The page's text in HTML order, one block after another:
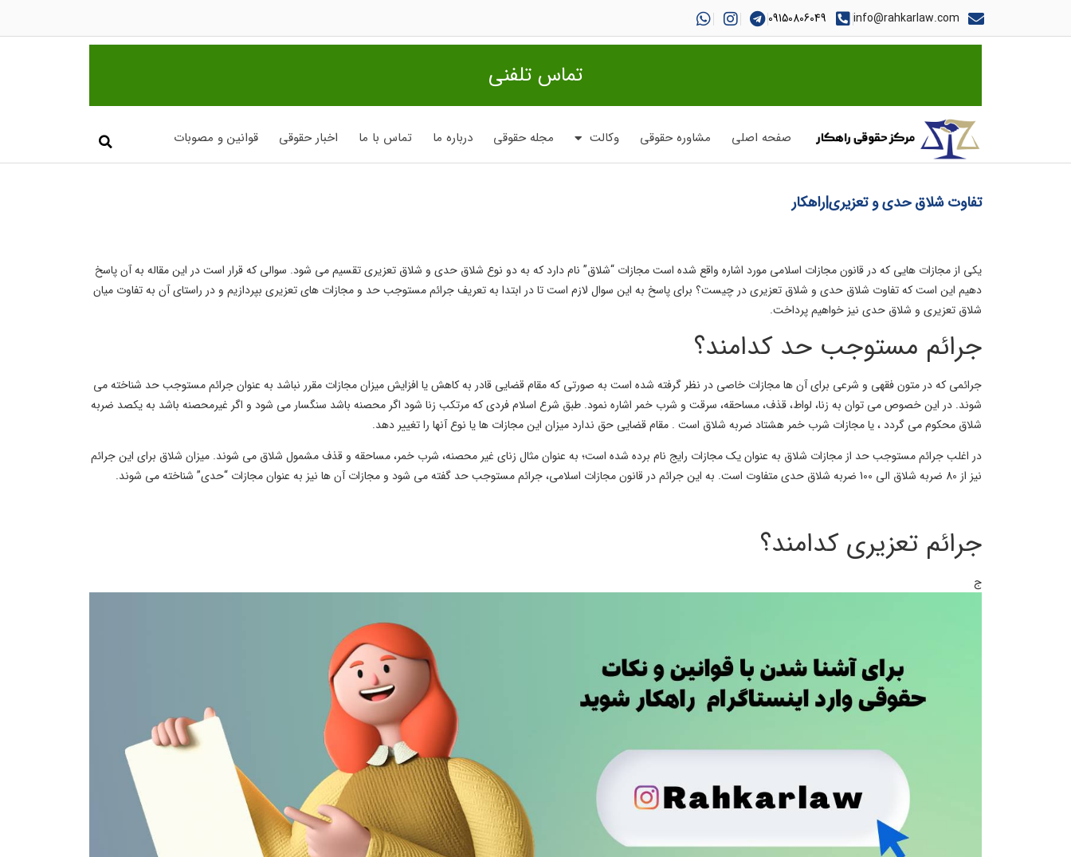
info@rahkarlaw.com
09150806049
تماس تلفنی
صفحه اصلی مشاوره حقوقی وکالت مجله حقوقی درباره ما تماس با ما اخبار حقوقی قوانین و مصوبات
تفاوت شلاق حدی و تعزیری|راهکار
یکی از مجازات هایی که در قانون مجازات اسلامی مورد اشاره واقع شده است مجازات “شلاق” نام دارد که به دو نوع شلاق حدی و شلاق تعزیری تقسیم می شود. سوالی که قرار است در این مقاله به آن پاسخ
دهیم این است که تفاوت شلاق حدی و شلاق تعزیری در چیست؟ برای پاسخ به این سوال لازم است تا در ابتدا به تعریف جرائم مستوجب حد و مجازات های تعزیری بپردازیم و در راستای آن به تفاوت میان
شلاق تعزیری و شلاق حدی نیز خواهیم پرداخت.
جرائم مستوجب حد کدامند؟
جرائمی که در متون فقهی و شرعی برای آن ها مجازات خاصی در نظر گرفته شده است به صورتی که مقام قضایی قادر به کاهش یا افزایش میزان مجازات مقرر نباشد به عنوان جرائم مستوجب حد شناخته می
شوند. در این خصوص می توان به زنا، لواط، قذف، مساحقه، سرقت و شرب خمر اشاره نمود. طبق شرع اسلام فردی که مرتکب زنا شود اگر محصنه باشد سنگسار می شود و اگر غیرمحصنه باشد به یکصد ضربه
شلاق محکوم می گردد ، یا مجازات شرب خمر هشتاد ضربه شلاق است . مقام قضایی حق ندارد میزان این مجازات ها یا نوع آنها را تغییر دهد.
در اغلب جرائم مستوجب حد از مجازات شلاق به عنوان یک مجازات رایج نام برده شده است؛ به عنوان مثال زنای غیر محصنه، شرب خمر، مساحقه و قذف مشمول شلاق می شوند. میزان شلاق برای این جرائم
نیز از 80 ضربه شلاق الی 100 ضربه شلاق حدی متفاوت است. به این جرائم در قانون مجازات اسلامی، جرائم مستوجب حد گفته می شود و مجازات آن ها نیز به عنوان مجازات “حدی” شناخته می شوند.
جرائم تعزیری کدامند؟
ج